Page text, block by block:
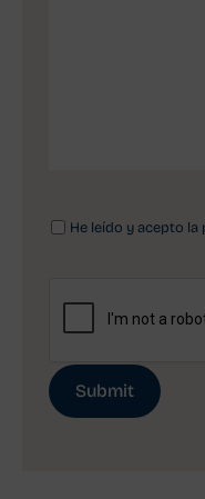
He leído y acepto